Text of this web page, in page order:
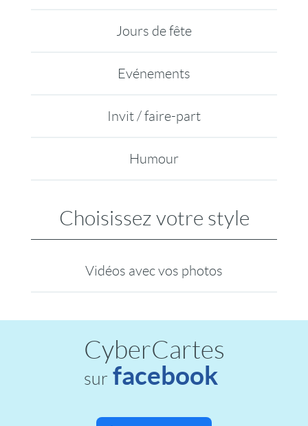
Jours de fête
Evénements
Invit / faire-part
Humour
Choisissez votre style
Vidéos avec vos photos
CyberCartes
sur facebook